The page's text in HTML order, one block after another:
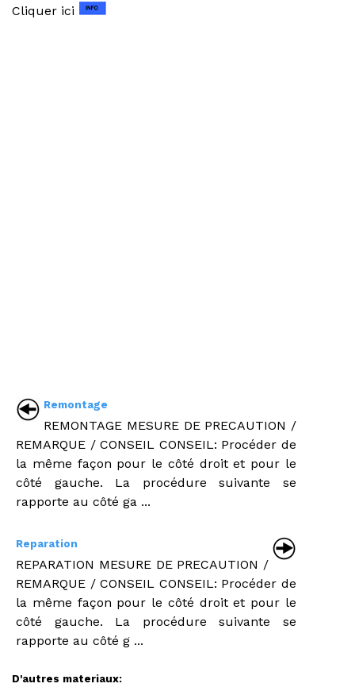
Cliquer ici
Remontage
REMONTAGE MESURE DE PRECAUTION /
REMARQUE / CONSEIL CONSEIL: Procéder de
la même façon pour le côté droit et pour le
côté gauche. La procédure suivante se
rapporte au côté ga ...
Reparation
REPARATION MESURE DE PRECAUTION /
REMARQUE / CONSEIL CONSEIL: Procéder de
la même façon pour le côté droit et pour le
côté gauche. La procédure suivante se
rapporte au côté g ...
D'autres materiaux: